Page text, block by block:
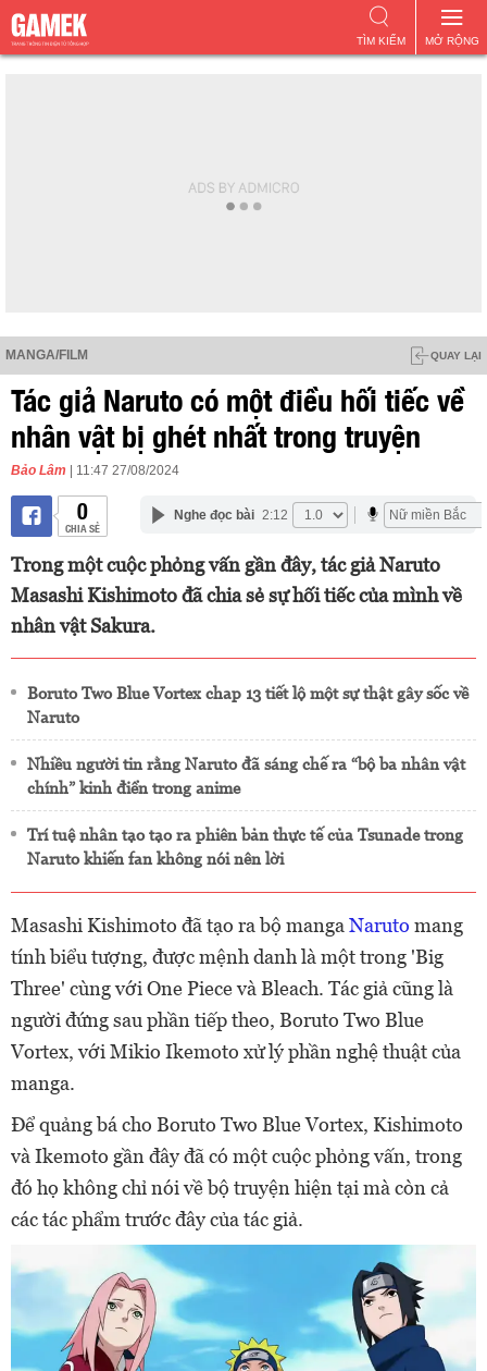
MỞ RỘNG
TÌM KIẾM
MANGA/FILM QUAY LẠI
Tác giả Naruto có một điều hối tiếc về
nhân vật bị ghét nhất trong truyện
Bảo Lâm | 11:47 27/08/2024
0
CHIA SẺ
Nghe đọc bài 2:12
Trong một cuộc phỏng vấn gần đây, tác giả Naruto
Masashi Kishimoto đã chia sẻ sự hối tiếc của mình về
nhân vật Sakura.
Boruto Two Blue Vortex chap 13 tiết lộ một sự thật gây sốc về
Naruto
Nhiều người tin rằng Naruto đã sáng chế ra “bộ ba nhân vật
chính” kinh điển trong anime
Trí tuệ nhân tạo tạo ra phiên bản thực tế của Tsunade trong
Naruto khiến fan không nói nên lời
Masashi Kishimoto đã tạo ra bộ manga Naruto mang
tính biểu tượng, được mệnh danh là một trong 'Big
Three' cùng với One Piece và Bleach. Tác giả cũng là
người đứng sau phần tiếp theo, Boruto Two Blue
Vortex, với Mikio Ikemoto xử lý phần nghệ thuật của
manga.
Để quảng bá cho Boruto Two Blue Vortex, Kishimoto
và Ikemoto gần đây đã có một cuộc phỏng vấn, trong
đó họ không chỉ nói về bộ truyện hiện tại mà còn cả
các tác phẩm trước đây của tác giả.